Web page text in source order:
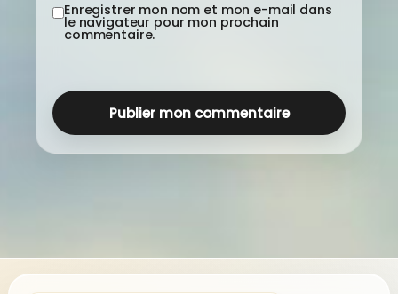
Enregistrer mon nom et mon e-mail dans
le navigateur pour mon prochain
commentaire.